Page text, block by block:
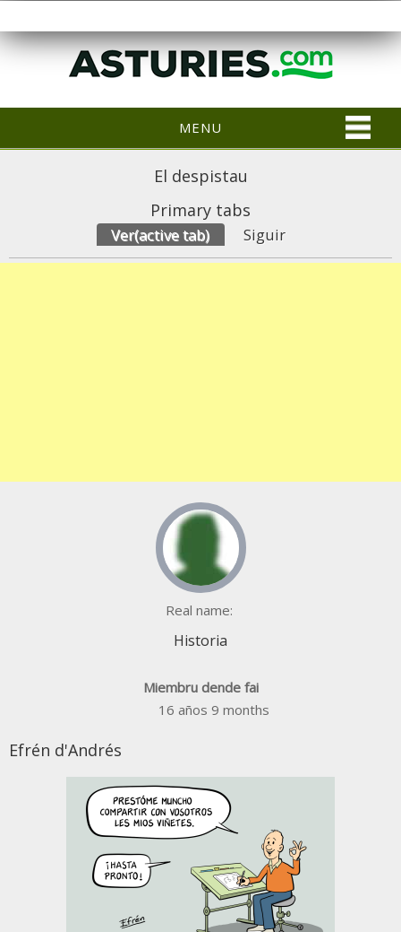
MENU
El despistau
Primary tabs
Ver(active tab) Siguir
Real name:
Historia
Miembru dende fai
16 años 9 months
Efrén d'Andrés